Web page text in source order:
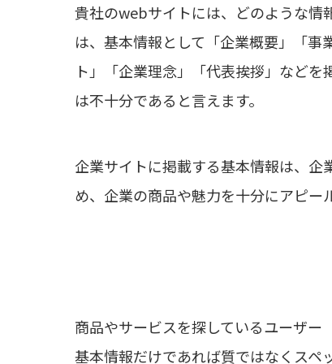
貴社のwebサイトには、どのような
は、基本情報として「企業概要」「事
ト」「企業理念」「代表挨拶」など
は不十分であると言えます。
企業サイトに掲載する基本情報は、
め、企業の商品や魅力を十分にアピー
商品やサービスを探しているユーザー
基本情報だけであれば質ではなくス